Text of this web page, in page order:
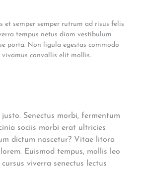
et semper semper rutrum ad risus felis
tempus netus diam vestibulum
porta. Non ligula egestas commodo
vivamus convallis elit mollis.
Senectus morbi, fermentum
sociis morbi erat ultricies
dictum nascetur? Vitae litora
Euismod tempus, mollis leo
viverra senectus lectus